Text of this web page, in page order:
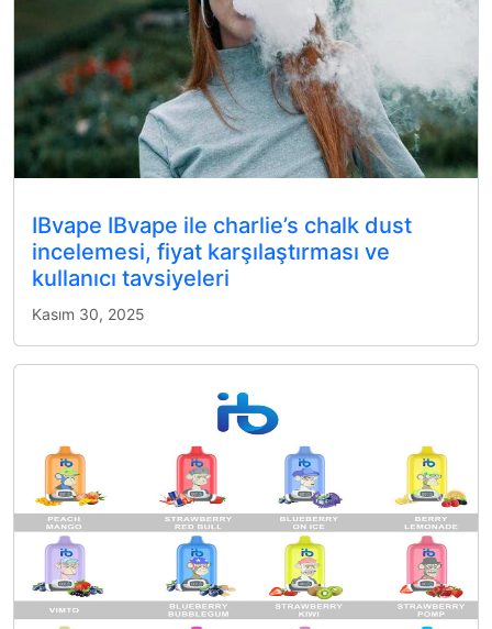
IBvape IBvape ile charlie’s chalk dust
incelemesi, fiyat karşılaştırması ve
kullanıcı tavsiyeleri
Kasım 30, 2025